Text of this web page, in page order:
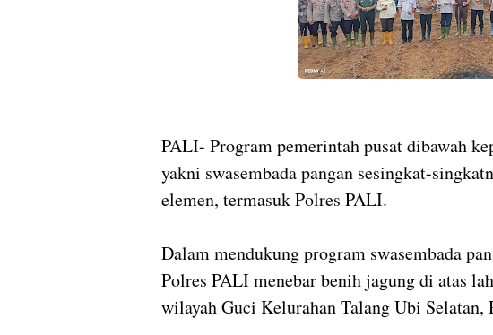
PALI- Program pemerintah pusat dibawah
yakni swasembada pangan sesingkat-
elemen, termasuk Polres PALI.
Dalam mendukung program swasembada
Polres PALI menebar benih jagung di atas
wilayah Guci Kelurahan Talang Ubi Selatan,